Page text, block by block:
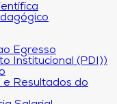
Egresso
Institucional (PDI))
e Resultados do